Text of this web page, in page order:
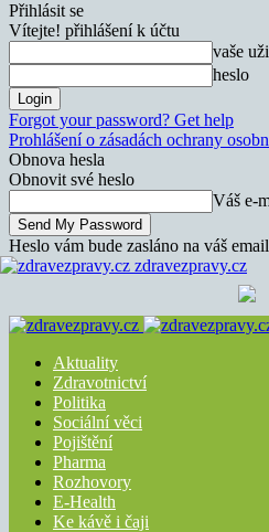
Přihlásit se
Vítejte! přihlášení k účtu
vaše
heslo
Forgot your password? Get help
Prohlášení o zásadách ochrany
Obnova hesla
Obnovit své heslo
Váš e-
Heslo vám bude zasláno na váš email
zdravezpravy.cz
Aktuality
Zdravotnictví
Politika
Sociální věci
Pojištění
Pharma
Rozhovory
E-Health
Ke kávě i čaji